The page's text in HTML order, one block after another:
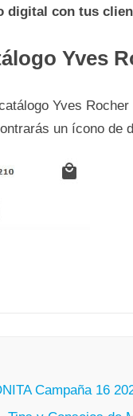
digital con tus
Yves
Yves
un ícono de
Campaña 16